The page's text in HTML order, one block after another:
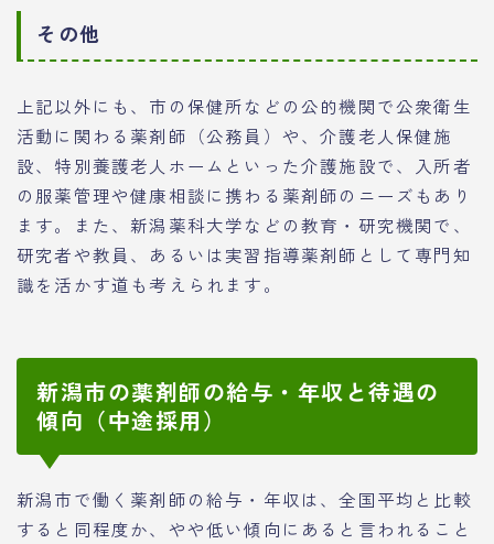
その他
上記以外にも、市の保健所などの公的機関で公衆衛生
活動に関わる薬剤師（公務員）や、介護老人保健施
設、特別養護老人ホームといった介護施設で、入所者
の服薬管理や健康相談に携わる薬剤師のニーズもあり
ます。また、新潟薬科大学などの教育・研究機関で、
研究者や教員、あるいは実習指導薬剤師として専門知
識を活かす道も考えられます。
新潟市の薬剤師の給与・年収と待遇の
傾向（中途採用）
新潟市で働く薬剤師の給与・年収は、全国平均と比較
すると同程度か、やや低い傾向にあると言われること